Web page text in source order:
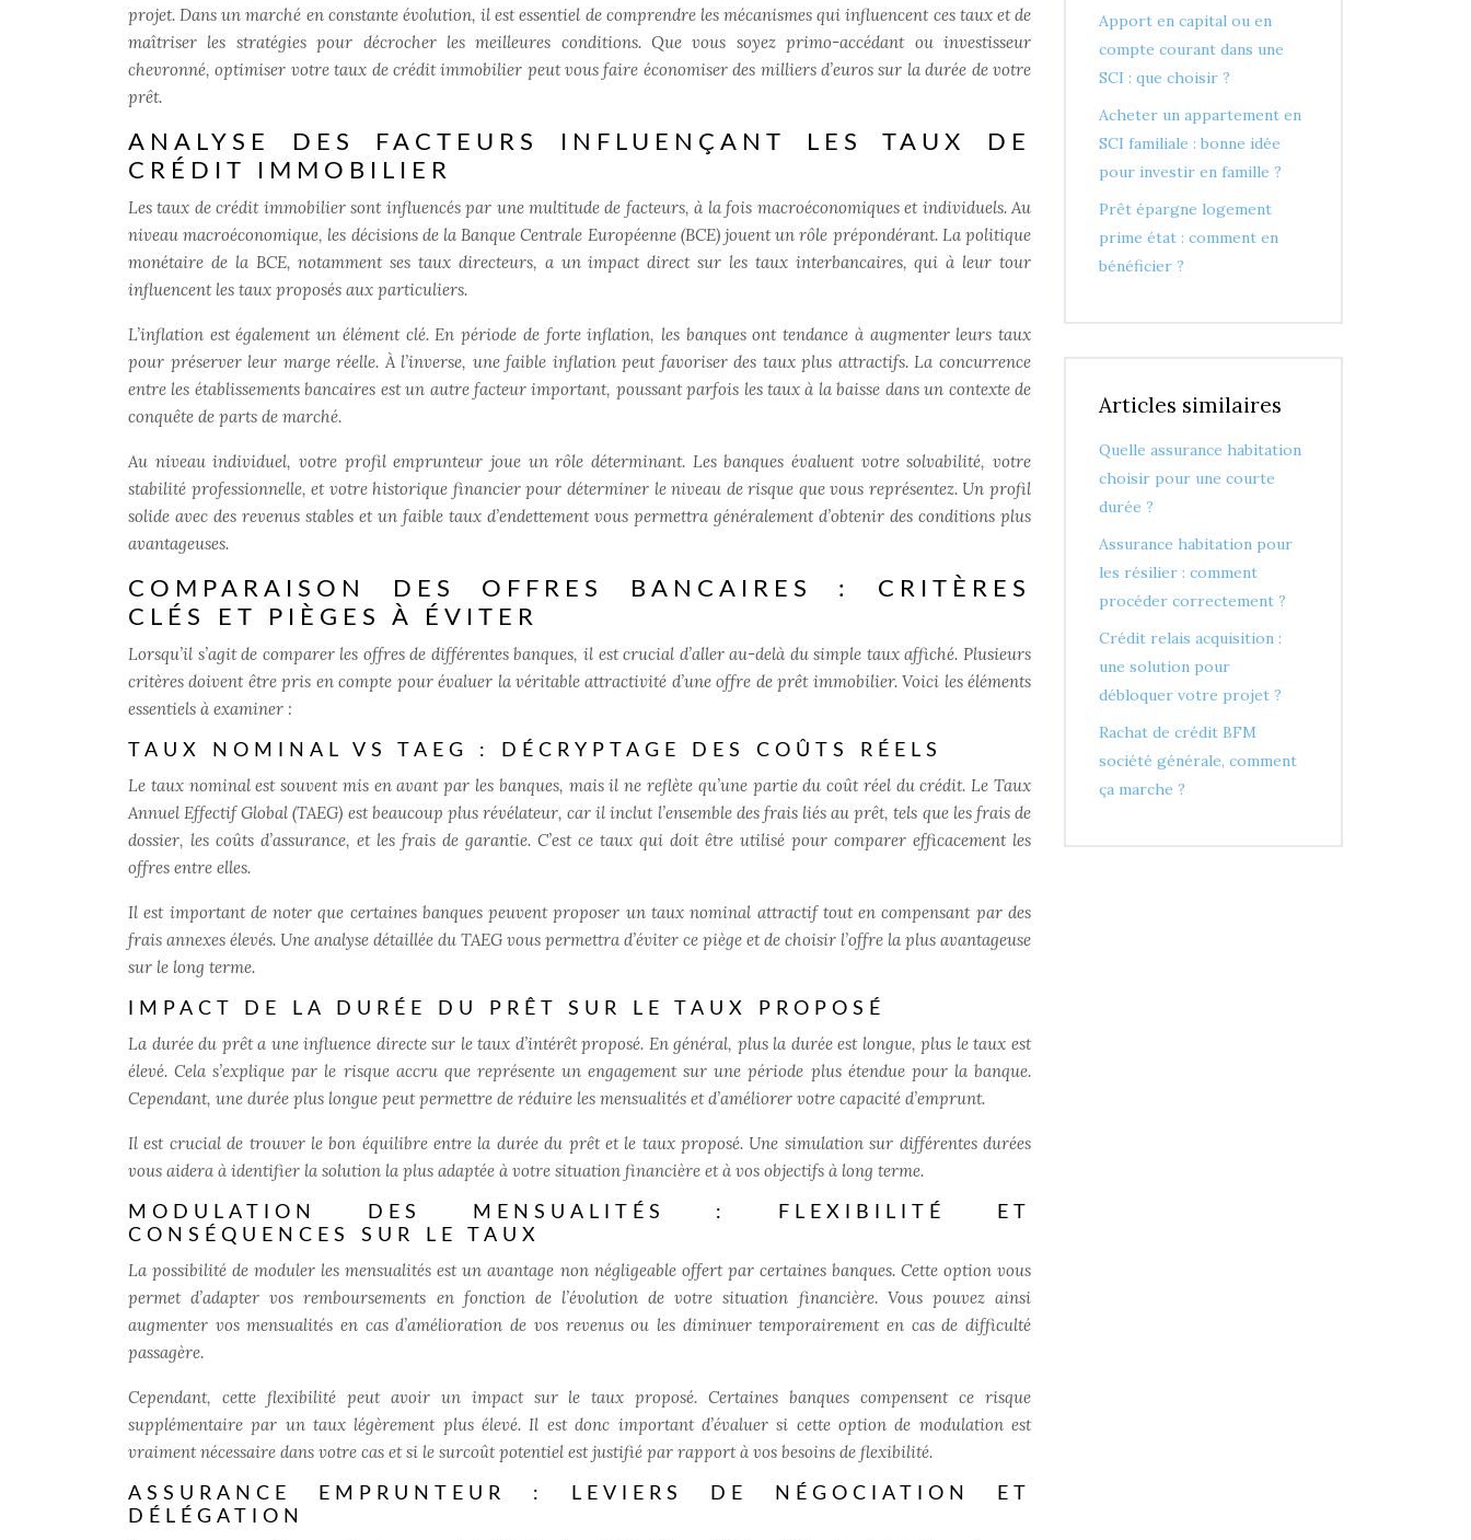
projet. Dans un marché en constante évolution, il est essentiel de comprendre les mécanismes qui influencent ces taux et de
maîtriser les stratégies pour décrocher les meilleures conditions. Que vous soyez primo-accédant ou investisseur
chevronné, optimiser votre taux de crédit immobilier peut vous faire économiser des milliers d’euros sur la durée de votre
prêt.
ANALYSE DES FACTEURS INFLUENÇANT LES TAUX DE
CRÉDIT IMMOBILIER
Les taux de crédit immobilier sont influencés par une multitude de facteurs, à la fois macroéconomiques et individuels. Au
niveau macroéconomique, les décisions de la Banque Centrale Européenne (BCE) jouent un rôle prépondérant. La politique
monétaire de la BCE, notamment ses taux directeurs, a un impact direct sur les taux interbancaires, qui à leur tour
influencent les taux proposés aux particuliers.
L’inflation est également un élément clé. En période de forte inflation, les banques ont tendance à augmenter leurs taux
pour préserver leur marge réelle. À l’inverse, une faible inflation peut favoriser des taux plus attractifs. La concurrence
entre les établissements bancaires est un autre facteur important, poussant parfois les taux à la baisse dans un contexte de
conquête de parts de marché.
Au niveau individuel, votre profil emprunteur joue un rôle déterminant. Les banques évaluent votre solvabilité, votre
stabilité professionnelle, et votre historique financier pour déterminer le niveau de risque que vous représentez. Un profil
solide avec des revenus stables et un faible taux d’endettement vous permettra généralement d’obtenir des conditions plus
avantageuses.
COMPARAISON DES OFFRES BANCAIRES : CRITÈRES
CLÉS ET PIÈGES À ÉVITER
Lorsqu’il s’agit de comparer les offres de différentes banques, il est crucial d’aller au-delà du simple taux affiché. Plusieurs
critères doivent être pris en compte pour évaluer la véritable attractivité d’une offre de prêt immobilier. Voici les éléments
essentiels à examiner :
TAUX NOMINAL VS TAEG : DÉCRYPTAGE DES COÛTS RÉELS
Le taux nominal est souvent mis en avant par les banques, mais il ne reflète qu’une partie du coût réel du crédit. Le Taux
Annuel Effectif Global (TAEG) est beaucoup plus révélateur, car il inclut l’ensemble des frais liés au prêt, tels que les frais de
dossier, les coûts d’assurance, et les frais de garantie. C’est ce taux qui doit être utilisé pour comparer efficacement les
offres entre elles.
Il est important de noter que certaines banques peuvent proposer un taux nominal attractif tout en compensant par des
frais annexes élevés. Une analyse détaillée du TAEG vous permettra d’éviter ce piège et de choisir l’offre la plus avantageuse
sur le long terme.
IMPACT DE LA DURÉE DU PRÊT SUR LE TAUX PROPOSÉ
La durée du prêt a une influence directe sur le taux d’intérêt proposé. En général, plus la durée est longue, plus le taux est
élevé. Cela s’explique par le risque accru que représente un engagement sur une période plus étendue pour la banque.
Cependant, une durée plus longue peut permettre de réduire les mensualités et d’améliorer votre capacité d’emprunt.
Il est crucial de trouver le bon équilibre entre la durée du prêt et le taux proposé. Une simulation sur différentes durées
vous aidera à identifier la solution la plus adaptée à votre situation financière et à vos objectifs à long terme.
MODULATION DES MENSUALITÉS : FLEXIBILITÉ ET
CONSÉQUENCES SUR LE TAUX
La possibilité de moduler les mensualités est un avantage non négligeable offert par certaines banques. Cette option vous
permet d’adapter vos remboursements en fonction de l’évolution de votre situation financière. Vous pouvez ainsi
augmenter vos mensualités en cas d’amélioration de vos revenus ou les diminuer temporairement en cas de difficulté
passagère.
Cependant, cette flexibilité peut avoir un impact sur le taux proposé. Certaines banques compensent ce risque
supplémentaire par un taux légèrement plus élevé. Il est donc important d’évaluer si cette option de modulation est
vraiment nécessaire dans votre cas et si le surcoût potentiel est justifié par rapport à vos besoins de flexibilité.
ASSURANCE EMPRUNTEUR : LEVIERS DE NÉGOCIATION ET
DÉLÉGATION
Apport en capital ou en
compte courant dans une
SCI : que choisir ?
Acheter un appartement en
SCI familiale : bonne idée
pour investir en famille ?
Prêt épargne logement
prime état : comment en
bénéficier ?
Articles similaires
Quelle assurance habitation
choisir pour une courte
durée ?
Assurance habitation pour
les résilier : comment
procéder correctement ?
Crédit relais acquisition :
une solution pour
débloquer votre projet ?
Rachat de crédit BFM
société générale, comment
ça marche ?